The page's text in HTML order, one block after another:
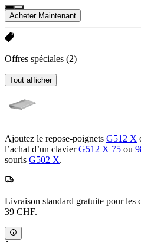
Acheter Maintenant
Offres spéciales (2)
Tout afficher
Ajoutez le repose-poignets G512 X
l’achat d’un clavierG512 X 75 ou
souris G502 X.
Livraison standard gratuite pour les
39 CHF.